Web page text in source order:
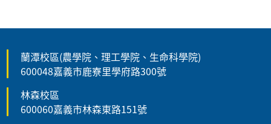
蘭潭校區(農學院、理工學院、生命科學院)
600048嘉義市鹿寮里學府路300號
林森校區
600060嘉義市林森東路151號